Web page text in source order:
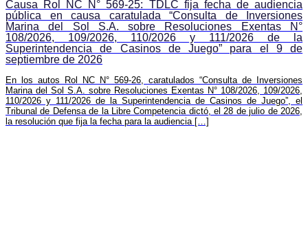
Causa Rol NC N° 569-25: TDLC fija fecha de audiencia
pública en causa caratulada “Consulta de Inversiones
Marina del Sol S.A. sobre Resoluciones Exentas N°
108/2026, 109/2026, 110/2026 y 111/2026 de la
Superintendencia de Casinos de Juego” para el 9 de
septiembre de 2026
En los autos Rol NC N° 569-26, caratulados “Consulta de Inversiones
Marina del Sol S.A. sobre Resoluciones Exentas N° 108/2026, 109/2026,
110/2026 y 111/2026 de la Superintendencia de Casinos de Juego”, el
Tribunal de Defensa de la Libre Competencia dictó, el 28 de julio de 2026,
la resolución que fija la fecha para la audiencia […]